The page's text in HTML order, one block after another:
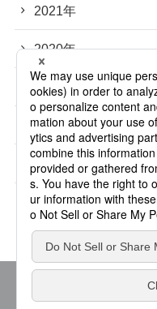
2021年
2020年
2019年
2018年
2017年